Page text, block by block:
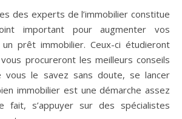
des experts de l’immobilier constitue
important pour augmenter vos
un prêt immobilier. Ceux-ci étudieront
procureront les meilleurs conseils
vous le savez sans doute, se lancer
immobilier est une démarche assez
fait, s’appuyer sur des spécialistes